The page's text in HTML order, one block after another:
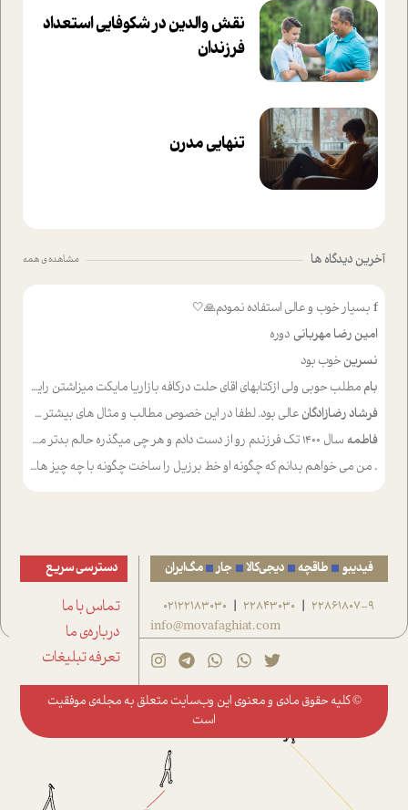
نقش والدین در شکوفا‌یی ا‌ستعداد
فرزندان‌
تنهایی مدرن
آخرین دیدگاه ها مشاهده ی همه
f بسیار خوب و عالی استفاده نمودم🙏🤍
امین رضا مهربانی دوره
نسرینخوب بود
بام مطلب حوبی ولی ازکتابهای اقای حلت درکافه بازاریا مایکت میزاشتن رایگان خوب بود ولی هرکدام خلاصه شده ش تومجله از طریق سایت هم خوبه اینکه درزیر اخرصفحه گذاشته شده خب ادم خبره میره نصب میکنه میخونه ولی هرکسی گوشیش ظرفیتش نداره باتشکر
فرشاد رضازادگان عالی بود. لطفا در این خصوص مطالب و مثال های بیشتر ی ارایه دهید
فاطمه سال ۱۴۰۰ تک فرزندم رو از دست دادم و هر چی میگذره حالم بدتر میشه و دلتنگتر تنایی رو ترجیح دادم و معاشرت برام سخت شده
. من می خواهم بدانم که چگونه او خط برزیل را ساخت چگونه با چه چیز هایی
فیدیبو طاقچه دیجی‌کالا جار مگ‌ایران
22861807-9
|
22843030
|
02122183030
info@movafaghiat.com
دسترسی سریع
تماس با ما
درباره‌ی ما
تعرفه تبلیغات
© کلیه حقوق مادی و معنوی این وب‌سایت متعلق به مجله‌ی موفقیت
است